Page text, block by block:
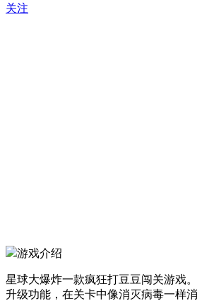
关注
游戏介绍
星球大爆炸一款疯狂打豆豆闯关游戏
升级功能，在关卡中像消灭病毒一样